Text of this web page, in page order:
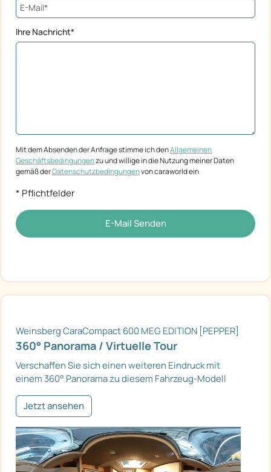
Ihre Nachricht*
Mit dem Absenden der Anfrage stimme ich denAllgemeinen
Geschäftsbedingungenzu und willige in die Nutzung meiner Daten
gemäß derDatenschutzbedingungenvon caraworld ein
* Pflichtfelder
E-Mail Senden
Weinsberg CaraCompact 600 MEG EDITION [PEPPER]
360° Panorama / Virtuelle Tour
Verschaffen Sie sich einen weiteren Eindruck mit
einem 360° Panorama zu diesem Fahrzeug-Modell
Jetzt ansehen